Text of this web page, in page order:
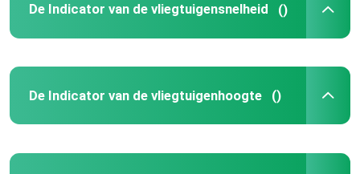
De Indicator van de vliegtuigensnelheid ()
De Indicator van de vliegtuigenhoogte ()